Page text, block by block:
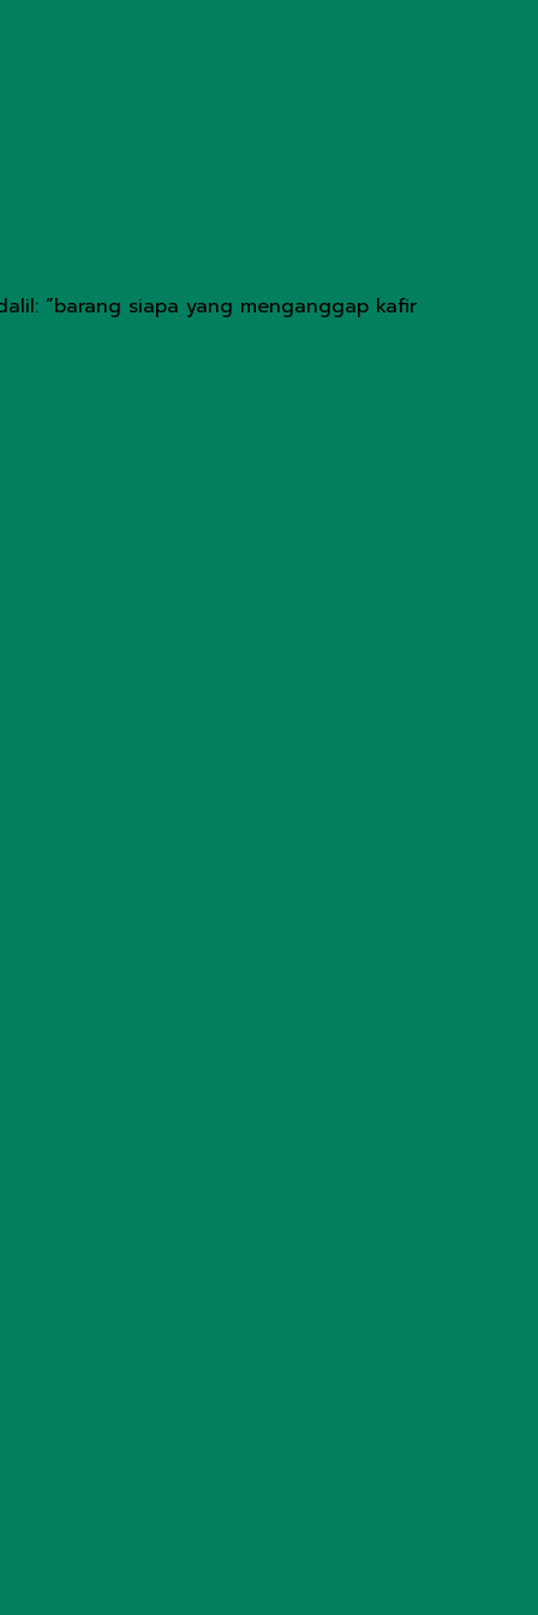
”barang siapa yang menganggap kafir